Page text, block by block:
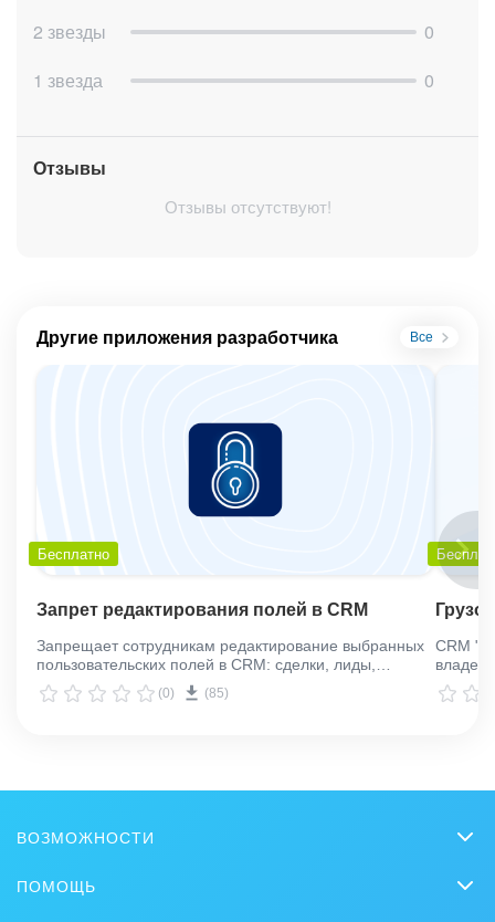
2 звезды
0
1 звезда
0
Отзывы
Отзывы отсутствуют!
Другие приложения разработчика Все
Бесплатно
Запрет редактирования полей в CRM
Запрещает сотрудникам редактирование выбранных
пользовательских полей в CRM: сделки, лиды,
контакты, компании
(0) (85)
CRM
ВОЗМОЖНОСТИ
ПОМОЩЬ